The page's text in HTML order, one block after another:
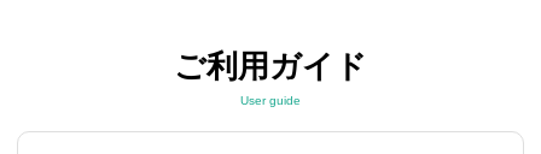
ご利用ガイド
User guide